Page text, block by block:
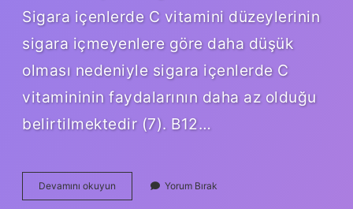
Sigara içenlerde C vitamini düzeylerinin
sigara içmeyenlere göre daha düşük
olması nedeniyle sigara içenlerde C
vitamininin faydalarının daha az olduğu
belirtilmektedir (7). B12…
Devamını okuyun
B12
Yorum Bırak